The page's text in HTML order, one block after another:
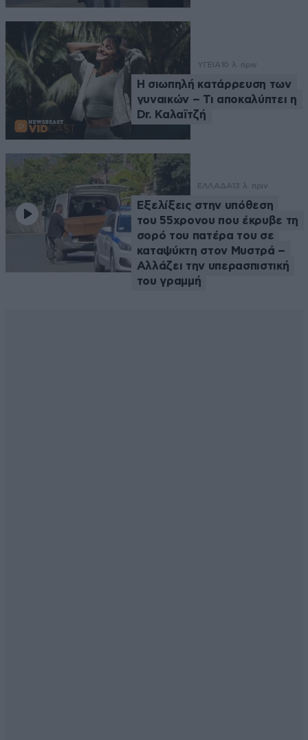
ΥΓΕΙΑ 10 λ. πριν
Η σιωπηλή κατάρρευση των
γυναικών – Τι αποκαλύπτει η
Dr. Καλαϊτζή
ΕΛΛΑΔΑ 13 λ. πριν
Εξελίξεις στην υπόθεση
του 55χρονου που έκρυβε τη
σορό του πατέρα του σε
καταψύκτη στον Μυστρά –
Αλλάζει την υπερασπιστική
του γραμμή